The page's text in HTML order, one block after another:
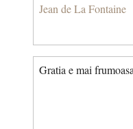
nimica!
Dar un noian,
Jean de La Fontaine
Gratia e mai